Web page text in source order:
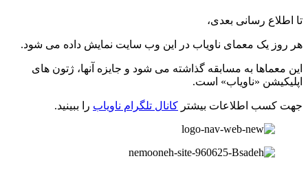
تا اطلاع رسانی بعدی،
هر روز یک معمای ناویاب در این وب سایت نمایش داده می شود.
این معماها به مسابقه گذاشته می شود و جایزه آنها، ژتون های
اپلیکیشن «ناویاب» است.
جهت کسب اطلاعات بیشتر کانال تلگرام ناویاب را ببینید.